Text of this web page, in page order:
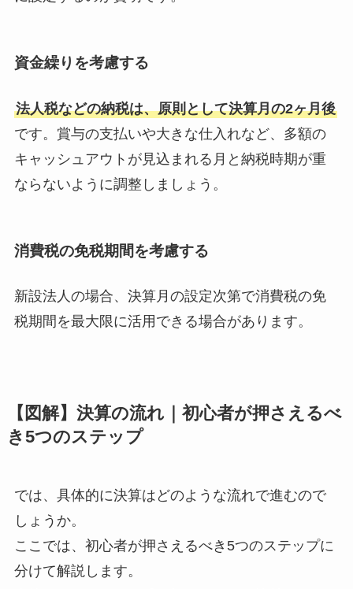
資金繰りを考慮する
法人税などの納税は、原則として決算月の2ヶ月後
です。賞与の支払いや大きな仕入れなど、多額の
キャッシュアウトが見込まれる月と納税時期が重
ならないように調整しましょう。
消費税の免税期間を考慮する
新設法人の場合、決算月の設定次第で消費税の免
税期間を最大限に活用できる場合があります。
【図解】決算の流れ｜初心者が押さえるべ
き5つのステップ
では、具体的に決算はどのような流れで進むので
しょうか。
ここでは、初心者が押さえるべき5つのステップに
分けて解説します。